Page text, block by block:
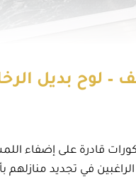
قادرة على إضفاء
في تجديد